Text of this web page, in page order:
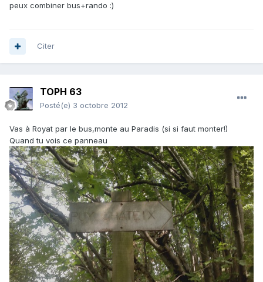
peux combiner bus+rando :)
Citer
TOPH 63
Posté(e) 3 octobre 2012
Vas à Royat par le bus,monte au Paradis (si si faut monter!)
Quand tu vois ce panneau